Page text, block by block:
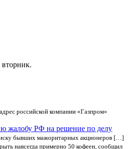
российской компании «Газпром»
жалобу РФ на решение по делу
иску бывших мажоритарных акционеров […]
навсегда примерно 50 кофеен, сообщил